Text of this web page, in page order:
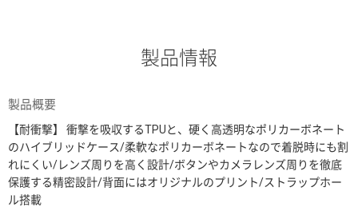
製品情報
製品概要
【耐衝撃】 衝撃を吸収するTPUと、硬く高透明なポリカーボネート
のハイブリッドケース/柔軟なポリカーボネートなので着脱時にも割
れにくい/レンズ周りを高く設計/ボタンやカメラレンズ周りを徹底
保護する精密設計/背面にはオリジナルのプリント/ストラップホー
ル搭載